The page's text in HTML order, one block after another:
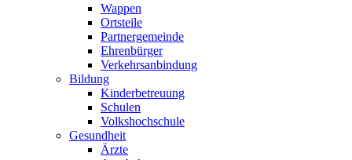
Wappen
Ortsteile
Partnergemeinde
Ehrenbürger
Verkehrsanbindung
Bildung
Kinderbetreuung
Schulen
Volkshochschule
Gesundheit
Ärzte